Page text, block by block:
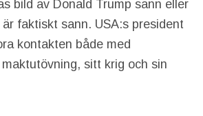
bild av Donald Trump sann eller
faktiskt sann. USA:s president
kontakten både med
sitt krig och sin